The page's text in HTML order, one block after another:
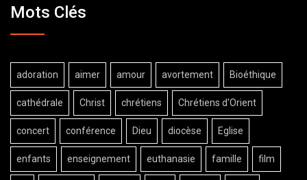
Mots Clés
adoration aimer amour avortement Bioéthique
cathédrale Christ chrétiens Chrétiens d'Orient
concert conférence Dieu diocèse Eglise
enfants enseignement euthanasie famille film